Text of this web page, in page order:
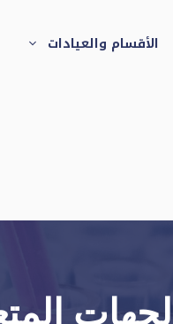
الأقسام والعيادات
الجهات